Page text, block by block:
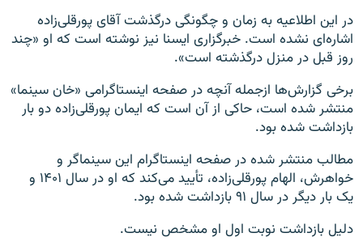
در این اطلاعیه به زمان و چگونگی درگذشت آقای پورقلی‌زاده
اشاره‌ای نشده است. خبرگزاری ایسنا نیز نوشته است که او «چند
روز قبل در منزل درگذشته است».
برخی گزارش‌ها ازجمله آنچه در صفحه اینستاگرامی «خان سینما»
منتشر شده است، حاکی از آن است که ایمان پورقلی‌زاده دو بار
بازداشت شده بود.
مطالب منتشر شده در صفحه اینستاگرام این سینماگر و
خواهرش، الهام پورقلی‌زاده، تأیید می‌کند که او در سال ۱۴۰۱ و
یک بار دیگر در سال ۹۱ بازداشت شده بود.
دلیل بازداشت نوبت اول او مشخص نیست.